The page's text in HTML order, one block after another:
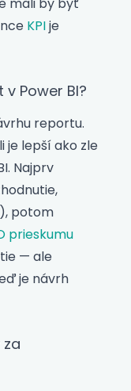
KPIje
Power BI?
reportu.
je lepší ako zle
Najprv
potom
prieskumu
— ale
je návrh